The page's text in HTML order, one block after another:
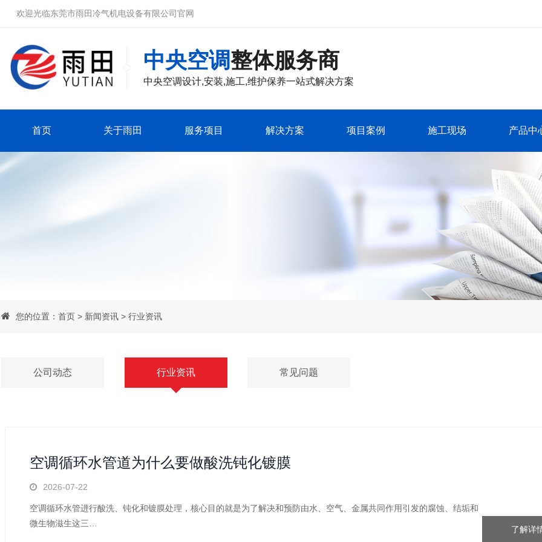
欢迎光临东莞市雨田冷气机电设备有限公司官网
中央空调整体服务商
中央空调设计,安装,施工,维护保养一站式解决方案
首页 关于雨田 服务项目 解决方案 项目案例 施工现场 产品中
您的位置： 首页 > 新闻资讯 > 行业资讯
公司动态 行业资讯 常见问题
空调循环水管道为什么要做酸洗钝化镀膜
2026-07-22
空调循环水管进行酸洗、钝化和镀膜处理，核心目的就是为了解决和预防由水、空气、金属共同作用引发的腐蚀、结垢和
微生物滋生这三…
了解详